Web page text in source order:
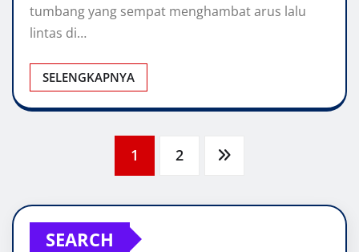
tumbang yang sempat menghambat arus lalu
lintas di…
SELENGKAPNYA
pagination
1 2
SEARCH